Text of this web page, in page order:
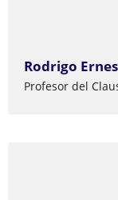
Rodrigo
Profesor del